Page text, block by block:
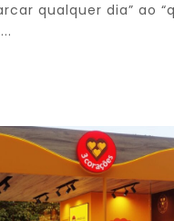
qualquer dia” ao